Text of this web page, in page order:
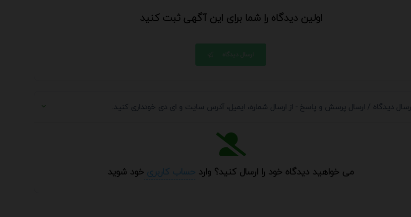
اولین دیدگاه را شما برای این آگهی ثبت کنید
ارسال دیدگاه
ارسال دیدگاه / ارسال پرسش و پاسخ - از ارسال شماره، ایمیل، آدرس سایت و ای دی خودداری کنید.
می خواهید دیدگاه خود را ارسال کنید؟ وارد حساب کاربری خود شوید